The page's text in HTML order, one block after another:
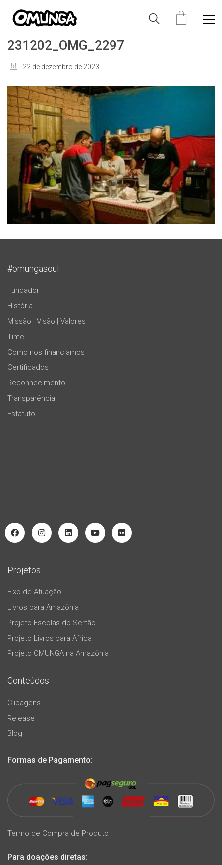
231202_OMG_2297
22 de dezembro de 2023
#omungasoul
Fundador
História
Missão | Visão | Valores
Time
Como nos financiamos
Certificados
Reconhecimento
Transparência
Estatuto
Projetos
Eixo de Atuação
Livros para Amazônia
Projeto Escolas do Sertão
Projeto Livros para África
Projeto OMUNGA na Amazônia
Conteúdos
Clipagens
Release
Blog
Formas de Pagamento:
Termo de Compra de Produto
Para doações diretas: